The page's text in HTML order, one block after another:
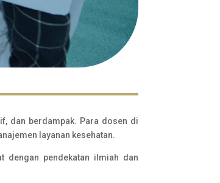
dan berdampak. Para dosen di
layanan kesehatan.
dengan pendekatan ilmiah dan